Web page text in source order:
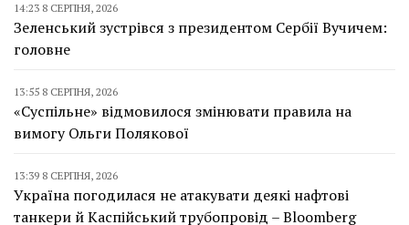
14:23 8 СЕРПНЯ, 2026
Зеленський зустрівся з президентом Сербії Вучичем:
головне
13:55 8 СЕРПНЯ, 2026
«Суспільне» відмовилося змінювати правила на
вимогу Ольги Полякової
13:39 8 СЕРПНЯ, 2026
Україна погодилася не атакувати деякі нафтові
танкери й Каспійський трубопровід – Bloomberg